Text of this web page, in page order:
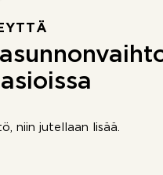
niin jutellaan lisää.